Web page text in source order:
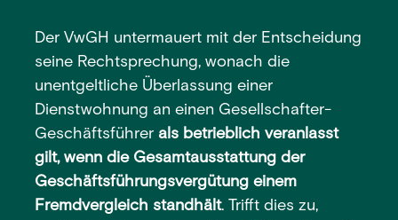
Der VwGH untermauert mit der Entscheidung
seine Rechtsprechung, wonach die
unentgeltliche Überlassung einer
Dienstwohnung an einen Gesellschafter-
Geschäftsführer als betrieblich veranlasst
gilt, wenn die Gesamtausstattung der
Geschäftsführungsvergütung einem
Fremdvergleich standhält. Trifft dies zu,